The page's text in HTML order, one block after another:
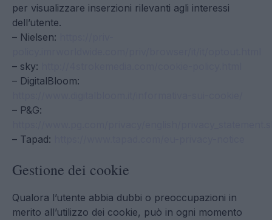
per visualizzare inserzioni rilevanti agli interessi
dell’utente.
– Nielsen:
– sky:
– DigitalBloom:
– P&G:
– Tapad:
Gestione dei cookie
Qualora l’utente abbia dubbi o preoccupazioni in
merito all’utilizzo dei cookie, può in ogni momento